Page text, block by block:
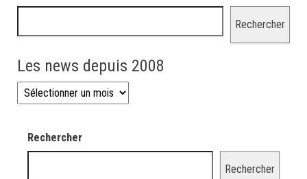
Rechercher
Les news depuis 2008
Les news depuis 2008
Rechercher
Rechercher